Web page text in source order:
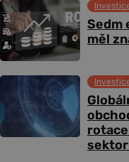
Sedm
měl